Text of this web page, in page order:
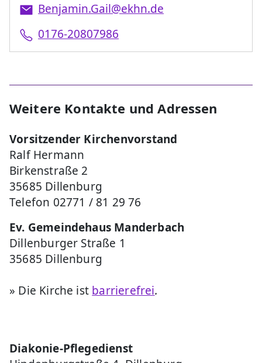
Benjamin.Gail@ekhn.de
0176-20807986
Weitere Kontakte und Adressen
Vorsitzender Kirchenvorstand
Ralf Hermann
Birkenstraße 2
35685 Dillenburg
Telefon 02771 / 81 29 76
Ev. Gemeindehaus Manderbach
Dillenburger Straße 1
35685 Dillenburg
» Die Kirche ist barrierefrei.
Diakonie-Pflegedienst